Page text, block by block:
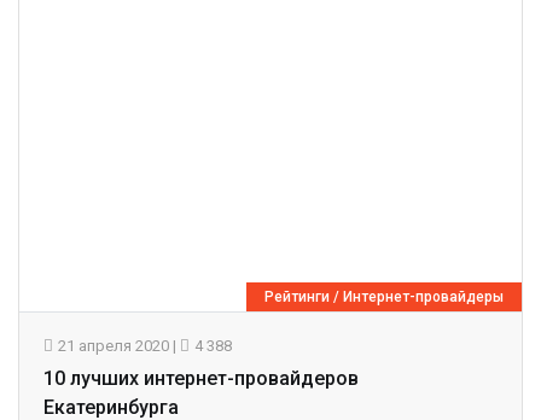
Рейтинги / Интернет-провайдеры
21 апреля 2020 | 4 388
10 лучших интернет-провайдеров
Екатеринбурга